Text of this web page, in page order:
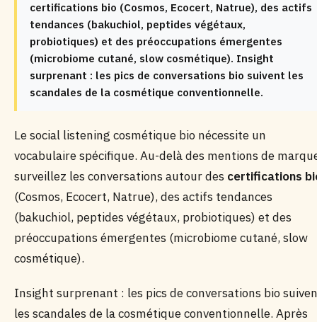
certifications bio (Cosmos, Ecocert, Natrue), des actifs
tendances (bakuchiol, peptides végétaux,
probiotiques) et des préoccupations émergentes
(microbiome cutané, slow cosmétique). Insight
surprenant : les pics de conversations bio suivent les
scandales de la cosmétique conventionnelle.
Le social listening cosmétique bio nécessite un
vocabulaire spécifique. Au-delà des mentions de
surveillez les conversations autour des certifications
(Cosmos, Ecocert, Natrue), des actifs tendances
(bakuchiol, peptides végétaux, probiotiques) et des
préoccupations émergentes (microbiome cutané, slow
cosmétique).
Insight surprenant : les pics de conversations bio
les scandales de la cosmétique conventionnelle. Après